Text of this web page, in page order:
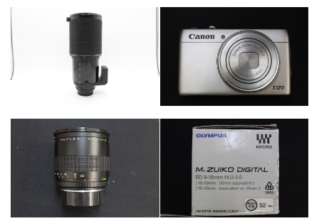
カメラ・レンズ
カテゴリー カメラ・レンズ
カテゴリー カメラ・レンズ カテゴリー カメラ・レンズ